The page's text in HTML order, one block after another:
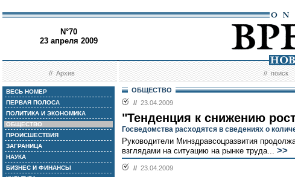
N°70
23 апреля 2009
//Архив //поиск
ВЕСЬ НОМЕР
ПЕРВАЯ ПОЛОСА
ПОЛИТИКА И ЭКОНОМИКА
ОБЩЕСТВО
ПРОИСШЕСТВИЯ
ЗАГРАНИЦА
НАУКА
БИЗНЕС И ФИНАНСЫ
ОБЩЕСТВО
// 23.04.2009
"Тенденция к снижению
Госведомства расходятся в сведениях о
Руководители Минздравсоцразвития
взглядами на ситуацию на рынке труда... >>
// 23.04.2009